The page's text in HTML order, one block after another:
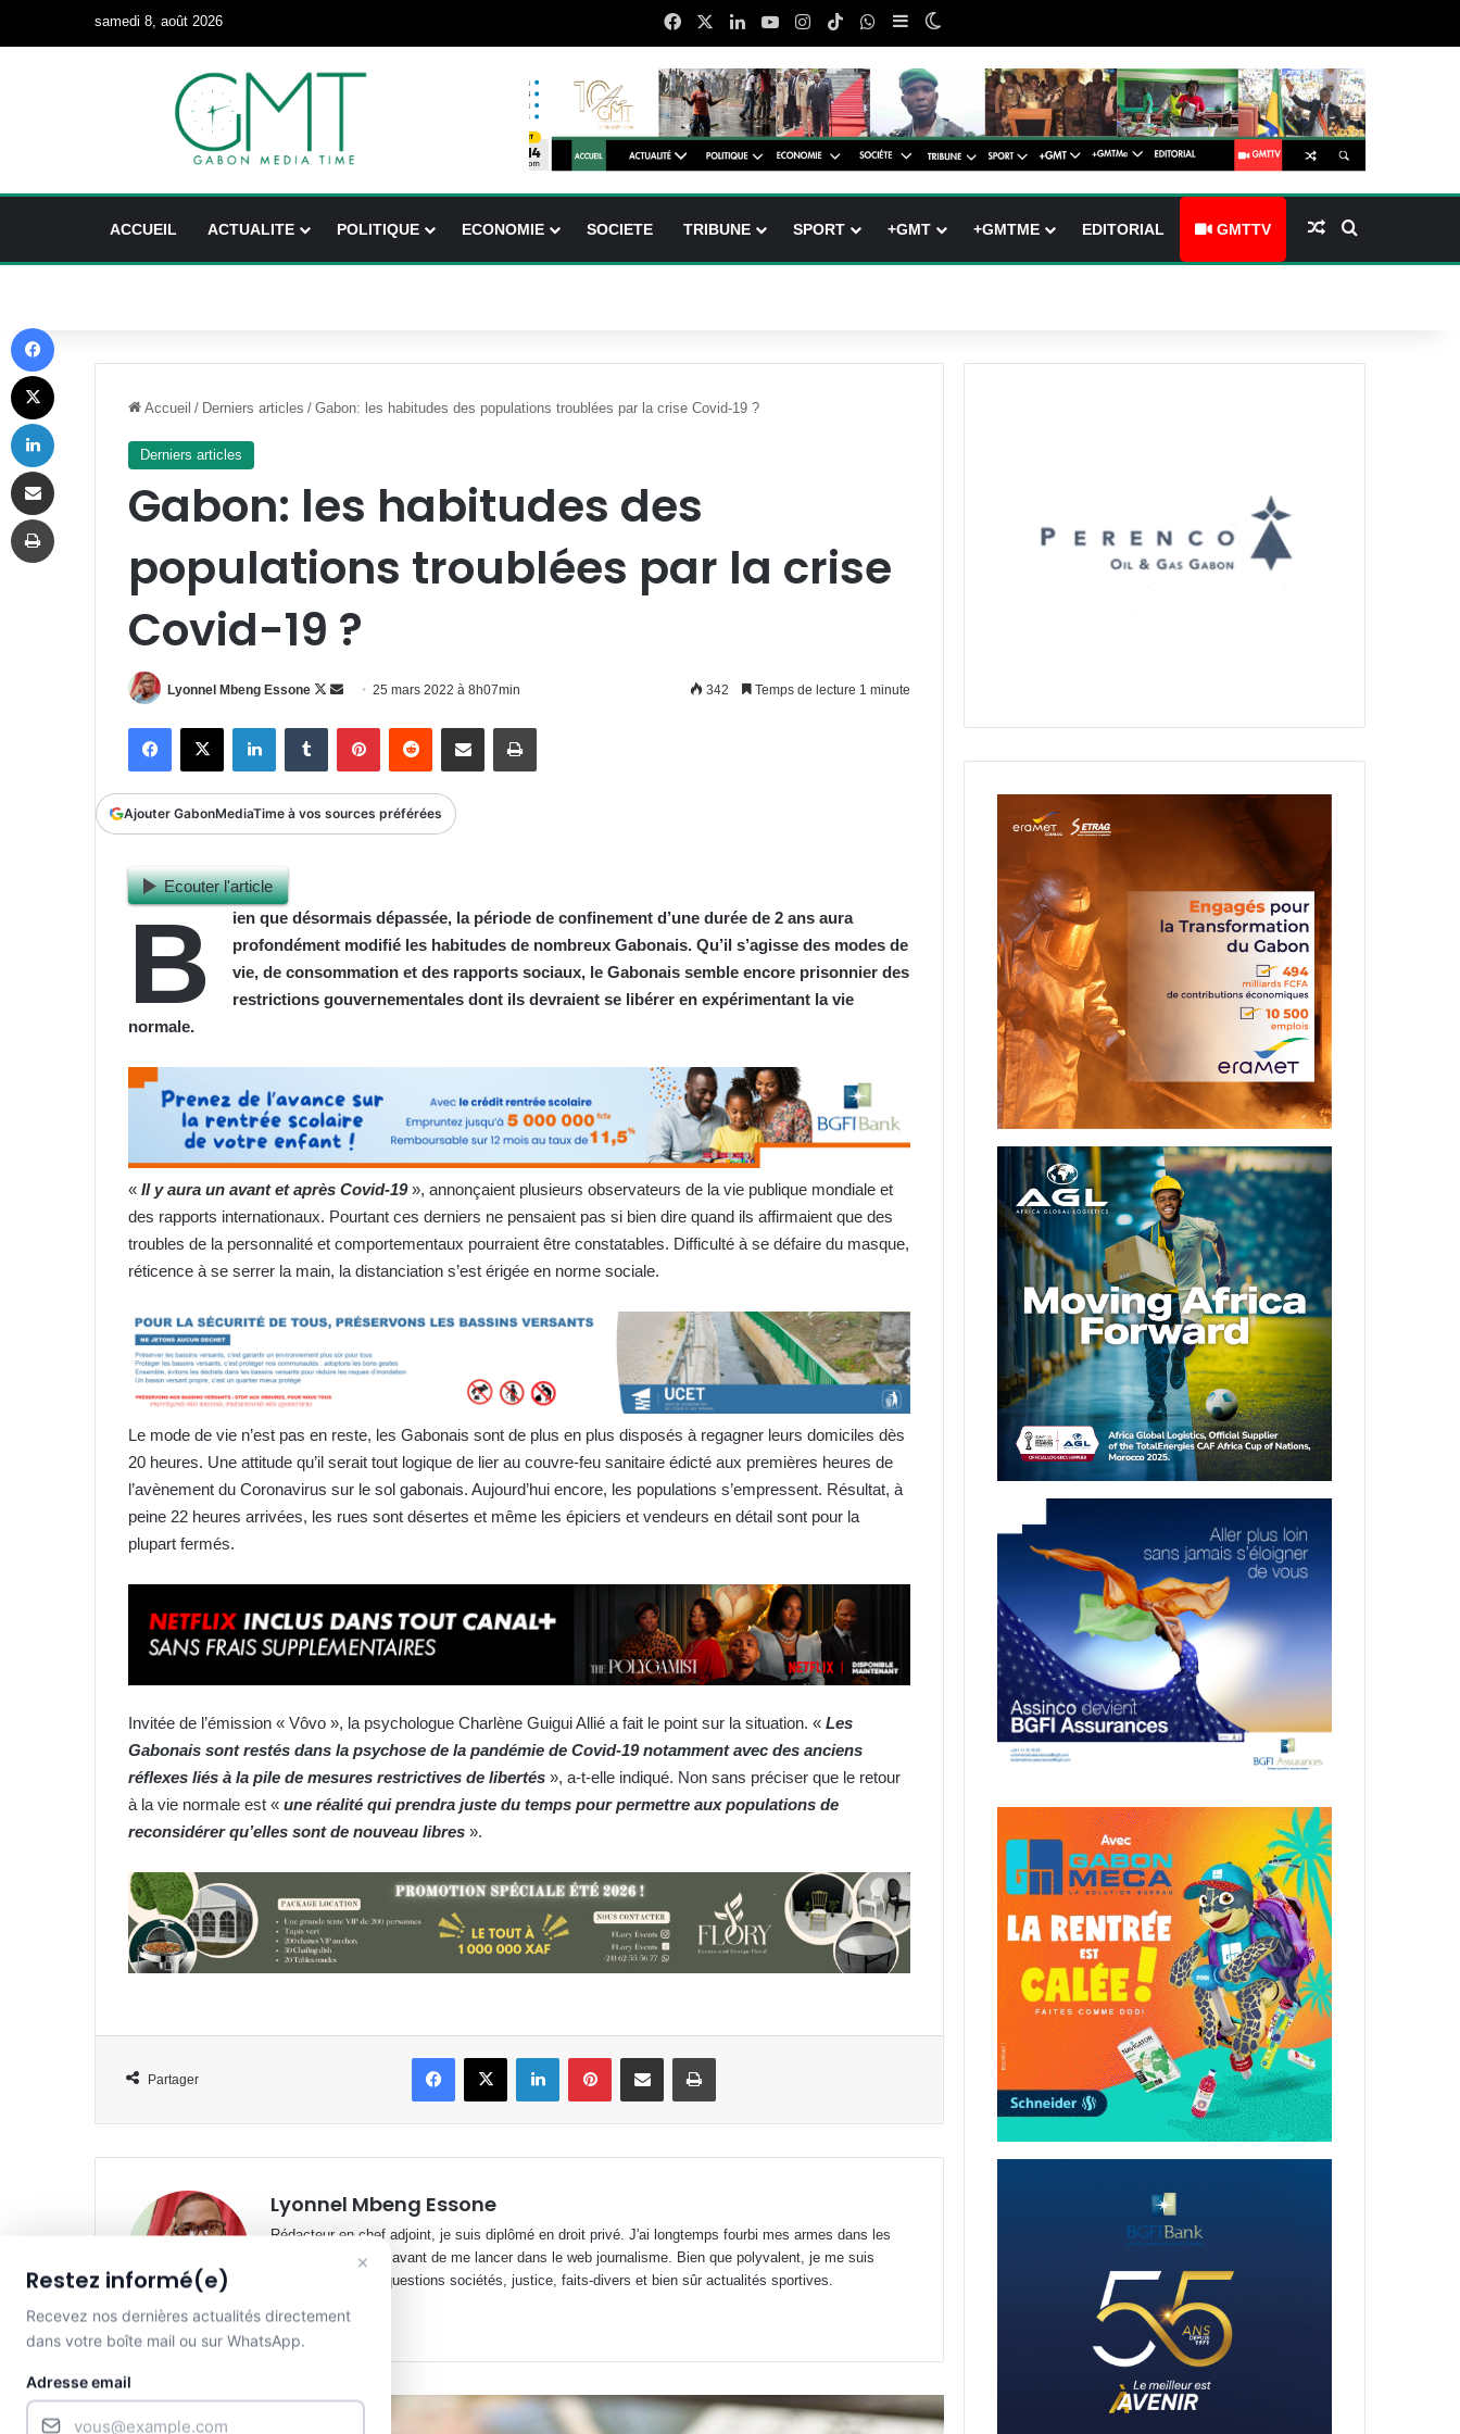
samedi 8, août 2026 FacebookLinkedinYouTubeInstagram
TikTokWhatsApp
Sidebar (barre latérale)
Switch skin
ACCUEIL ACTUALITE POLITIQUE ECONOMIE SOCIETE TRIBUNE SPORT +GMT +GMTME EDITORIAL GMTTV Article Aléatoire
Accueil / Derniers articles / Gabon: les habitudes des populations troublées par la crise Covid-19 ?
Derniers articles
Gabon: les habitudes des
populations troublées par la crise
Covid-19 ?
Lyonnel Mbeng Essone
Follow
Envoyer
courriel
25 mars 2022 à 8h07min 342 Temps de lecture 1 minute
FacebookX LinkedinTumblr PinterestReddit Partager par email Imprimer
Ajouter GabonMediaTime à vos sources préférées
Ecouter l'article
B
ien que désormais dépassée, la période de confinement d’une durée de 2 ans aura
profondément modifié les habitudes de nombreux Gabonais. Qu’il s’agisse des modes de
vie, de consommation et des rapports sociaux, le Gabonais semble encore prisonnier des
restrictions gouvernementales dont ils devraient se libérer en expérimentant la vie
normale.
« Il y aura un avant et après Covid-19», annonçaient plusieurs observateurs de la vie publique mondiale et
des rapports internationaux. Pourtant ces derniers ne pensaient pas si bien dire quand ils affirmaient que des
troubles de la personnalité et comportementaux pourraient être constatables. Difficulté à se défaire du masque,
réticence à se serrer la main, la distanciation s’est érigée en norme sociale.
Le mode de vie n’est pas en reste, les Gabonais sont de plus en plus disposés à regagner leurs domiciles dès
20 heures. Une attitude qu’il serait tout logique de lier au couvre-feu sanitaire édicté aux premières heures de
l’avènement du Coronavirus sur le sol gabonais. Aujourd’hui encore, les populations s’empressent. Résultat, à
peine 22 heures arrivées, les rues sont désertes et même les épiciers et vendeurs en détail sont pour la
plupart fermés.
Invitée de l’émission « Vôvo », la psychologue Charlène Guigui Allié a fait le point sur la situation. « Les
Gabonais sont restés dans la psychose de la pandémie de Covid-19 notamment avec des anciens
réflexes liés à la pile de mesures restrictives de libertés », a-t-elle indiqué. Non sans préciser que le retour
à la vie normale est « une réalité qui prendra juste du temps pour permettre aux populations de
reconsidérer qu’elles sont de nouveau libres ».
Partager
FacebookX LinkedinPinterestPartager par email Imprimer
Lyonnel Mbeng Essone
Rédacteur en chef adjoint, je suis diplômé en droit privé. J'ai longtemps fourbi mes armes dans les
cabinets juridiques avant de me lancer dans le web journalisme. Bien que polyvalent, je me suis
spécialisé sur les questions sociétés, justice, faits-divers et bien sûr actualités sportives.
WebsiteFacebook
financement au menu de la 45e
session
Prix de l’essence : Gabon, 2e pays
avec le litre de super le plus
masculines de football jusqu’en
2031 en Afrique !
mois, une écogarde décède !
Football : le cas Medwin Biteghe
peut-il rendre réticents les
binationaux ?
avec la Guinée Équatoriale avance
×
Restez informé(e)
Recevez nos dernières actualités directement
dans votre boîte mail ou sur WhatsApp.
Adresse email